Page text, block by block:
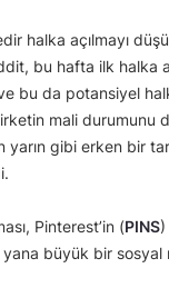
halka açılmayı
bu hafta ilk halka
bu da potansiyel
mali durumunu
yarın gibi erken bir
Pinterest’in (PINS
yana büyük bir